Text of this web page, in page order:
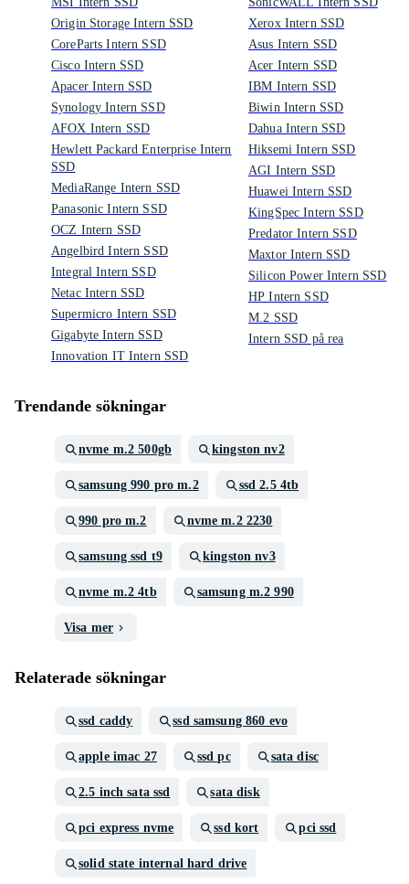
Origin Storage Intern SSD
CoreParts Intern SSD
Cisco Intern SSD
Apacer Intern SSD
Synology Intern SSD
AFOX Intern SSD
Hewlett Packard Enterprise Intern
SSD
MediaRange Intern SSD
Panasonic Intern SSD
OCZ Intern SSD
Angelbird Intern SSD
Integral Intern SSD
Netac Intern SSD
Supermicro Intern SSD
Gigabyte Intern SSD
Innovation IT Intern SSD
Xerox Intern SSD
Asus Intern SSD
Acer Intern SSD
IBM Intern SSD
Biwin Intern SSD
Dahua Intern SSD
Hiksemi Intern SSD
AGI Intern SSD
Huawei Intern SSD
KingSpec Intern SSD
Predator Intern SSD
Maxtor Intern SSD
Silicon Power Intern SSD
HP Intern SSD
M.2 SSD
Intern SSD på rea
Trendande sökningar
nvme m.2 500gb kingston nv2
samsung 990 pro m.2 ssd 2.5 4tb
990 pro m.2 nvme m.2 2230
samsung ssd t9 kingston nv3
nvme m.2 4tb samsung m.2 990
Visa mer
Relaterade sökningar
ssd caddy ssd samsung 860 evo
apple imac 27 ssd pc sata disc
2.5 inch sata ssd sata disk
pci express nvme ssd kort pci ssd
solid state internal hard drive